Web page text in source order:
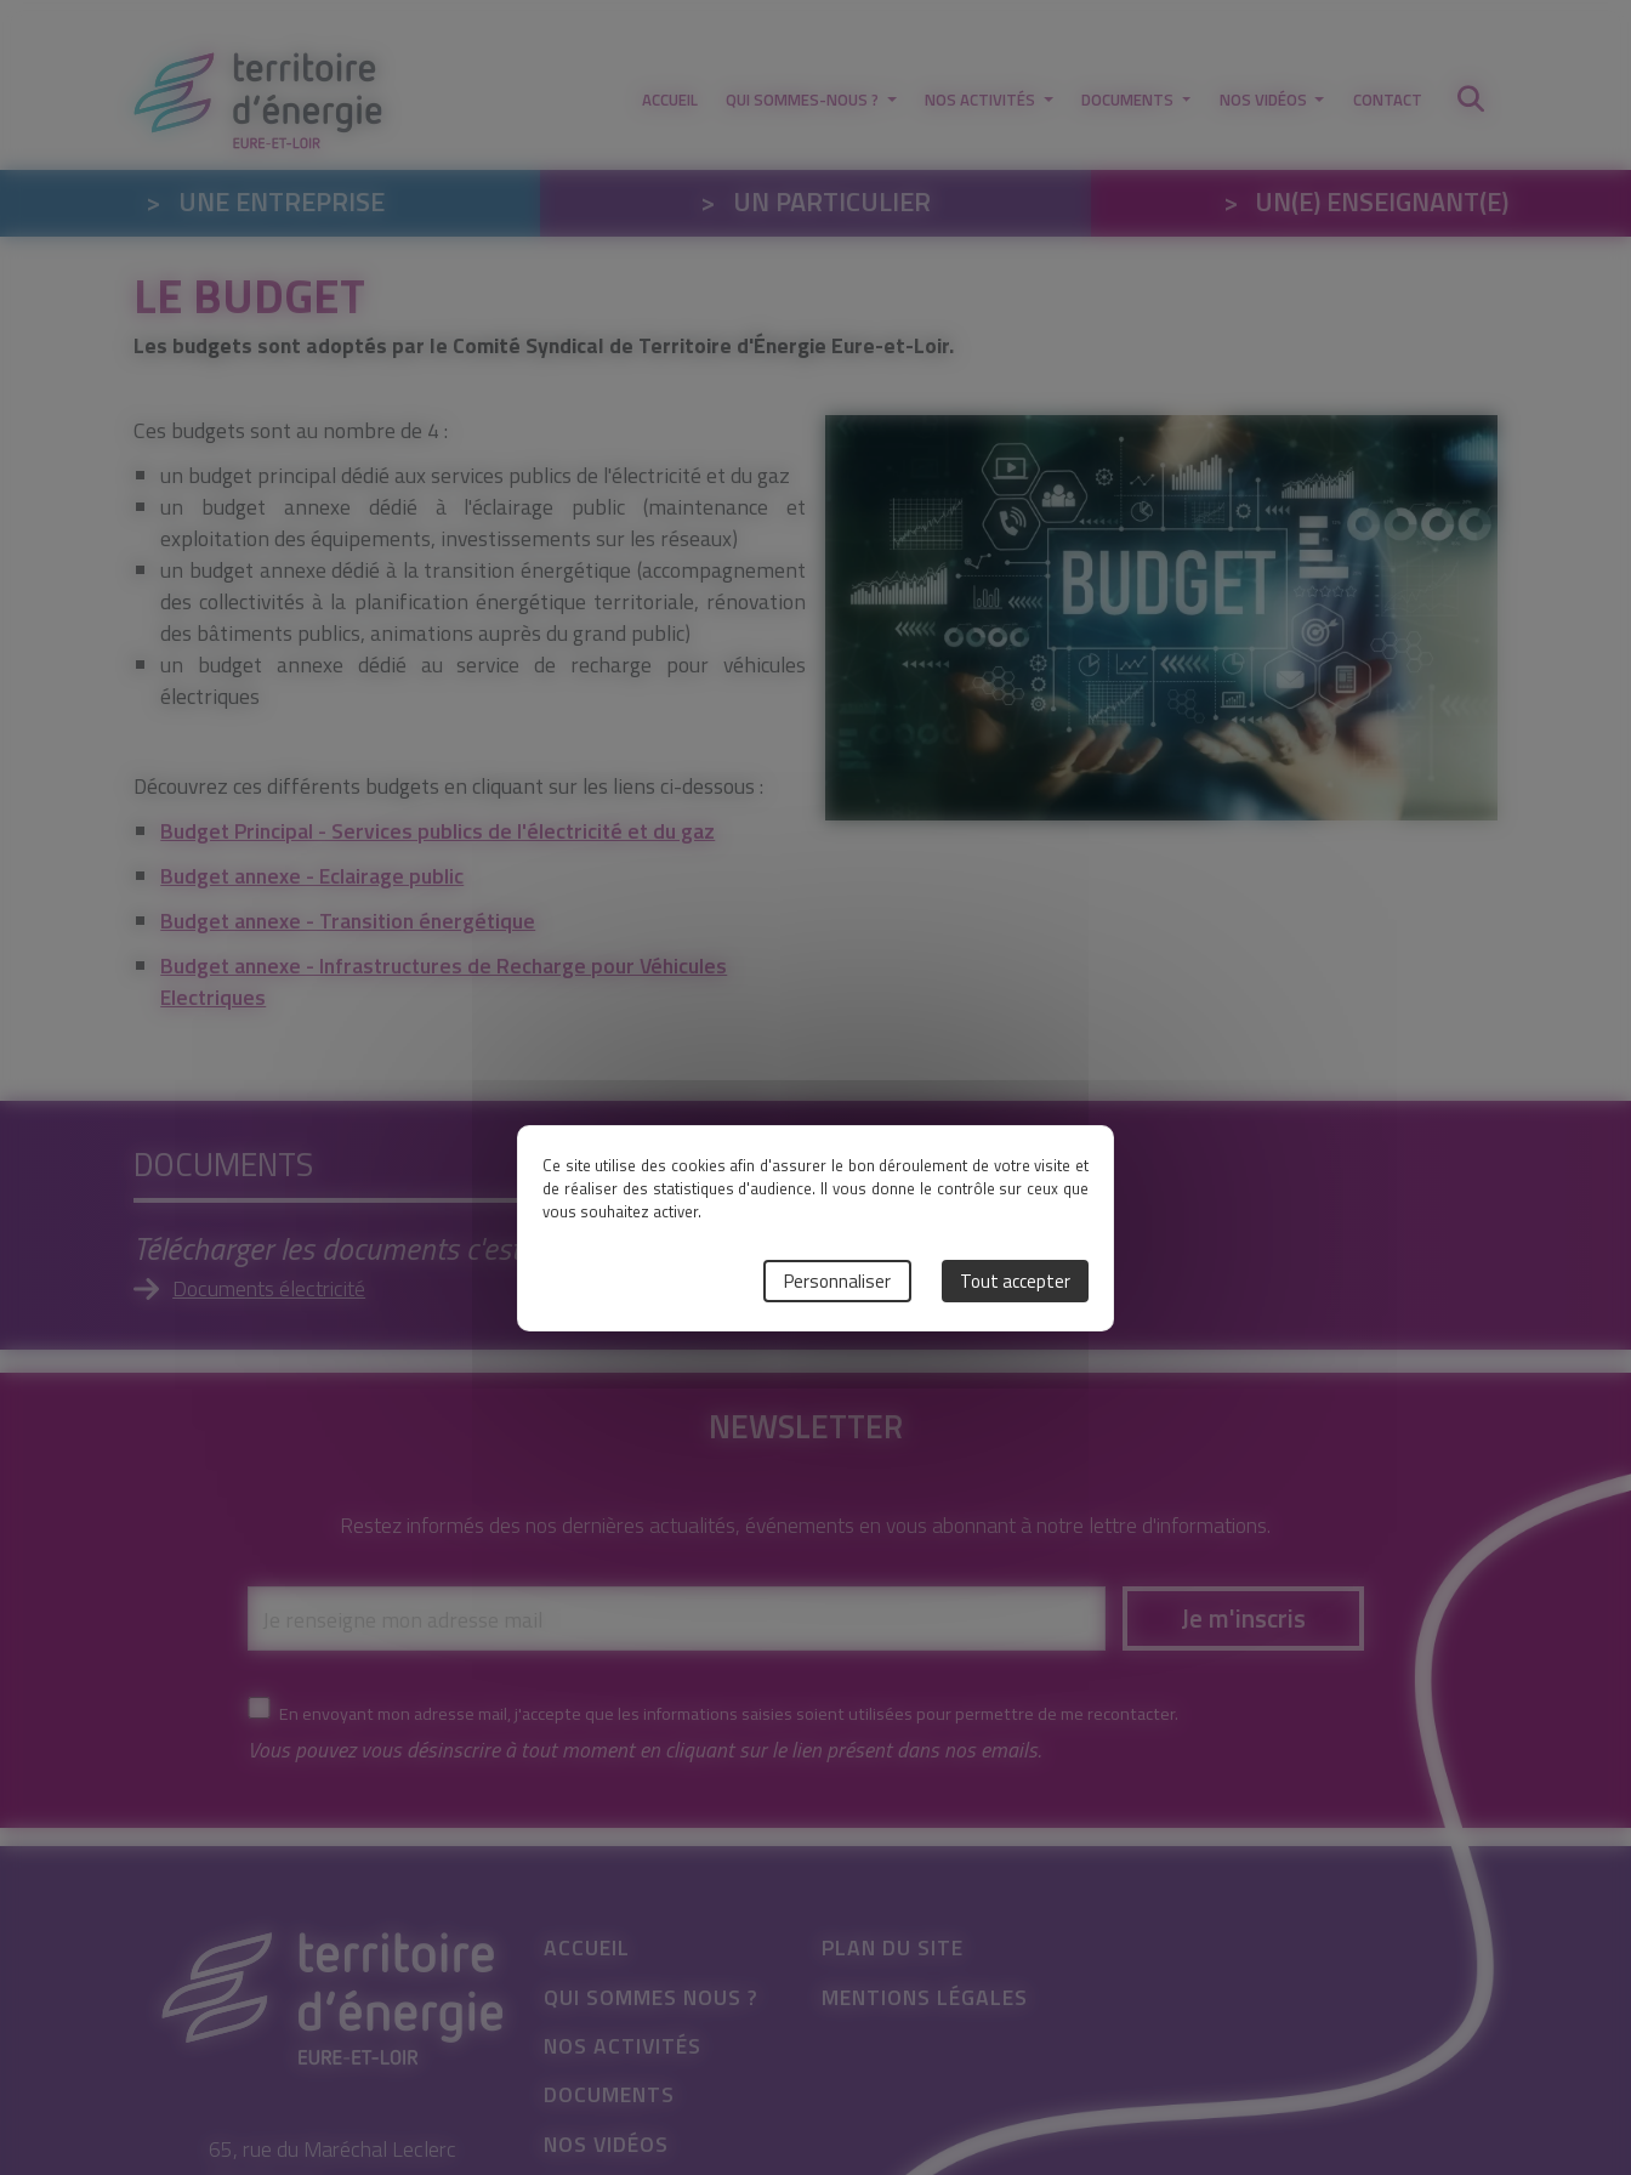
Ce site utilise des cookies afin d'assurer le bon déroulement de votre visite et
de réaliser des statistiques d'audience. Il vous donne le contrôle sur ceux que
vous souhaitez activer.
Tout accepter
Personnaliser
ACCUEIL QUI SOMMES-NOUS ? NOS ACTIVITÉS DOCUMENTS NOS VIDÉOS CONTACT
> UNE ENTREPRISE > UN PARTICULIER > UN(E) ENSEIGNANT(E)
LE BUDGET
Les budgets sont adoptés par le Comité Syndical de Territoire d'Énergie Eure-et-Loir.
Ces budgets sont au nombre de 4 :
un budget principal dédié aux services publics de l'électricité et du gaz
un budget annexe dédié à l'éclairage public (maintenance et
exploitation des équipements, investissements sur les réseaux)
un budget annexe dédié à la transition énergétique (accompagnement
des collectivités à la planification énergétique territoriale, rénovation
des bâtiments publics, animations auprès du grand public)
un budget annexe dédié au service de recharge pour véhicules
électriques
Découvrez ces différents budgets en cliquant sur les liens ci-dessous :
Budget Principal - Services publics de l'électricité et du gaz
Budget annexe - Eclairage public
Budget annexe - Transition énergétique
Budget annexe - Infrastructures de Recharge pour Véhicules
Electriques
DOCUMENTS
Télécharger les documents c'est Ici !
Documents électricité
NEWSLETTER
Restez informés des nos dernières actualités, événements en vous abonnant à notre lettre d'informations.
Je m'inscris
En envoyant mon adresse mail, j'accepte que les informations saisies soient utilisées pour permettre de me recontacter.
Vous pouvez vous désinscrire à tout moment en cliquant sur le lien présent dans nos emails.
65, rue du Maréchal Leclerc
ACCUEIL
QUI SOMMES NOUS ?
NOS ACTIVITÉS
DOCUMENTS
NOS VIDÉOS
PLAN DU SITE
MENTIONS LÉGALES